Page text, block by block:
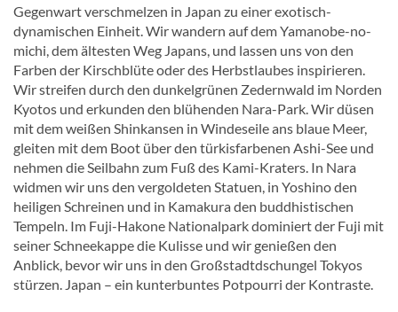
Gegenwart verschmelzen in Japan zu einer exotisch-
dynamischen Einheit. Wir wandern auf dem Yamanobe-no-
michi, dem ältesten Weg Japans, und lassen uns von den
Farben der Kirschblüte oder des Herbstlaubes inspirieren.
Wir streifen durch den dunkelgrünen Zedernwald im Norden
Kyotos und erkunden den blühenden Nara-Park. Wir düsen
mit dem weißen Shinkansen in Windeseile ans blaue Meer,
gleiten mit dem Boot über den türkisfarbenen Ashi-See und
nehmen die Seilbahn zum Fuß des Kami-Kraters. In Nara
widmen wir uns den vergoldeten Statuen, in Yoshino den
heiligen Schreinen und in Kamakura den buddhistischen
Tempeln. Im Fuji-Hakone Nationalpark dominiert der Fuji mit
seiner Schneekappe die Kulisse und wir genießen den
Anblick, bevor wir uns in den Großstadtdschungel Tokyos
stürzen. Japan – ein kunterbuntes Potpourri der Kontraste.